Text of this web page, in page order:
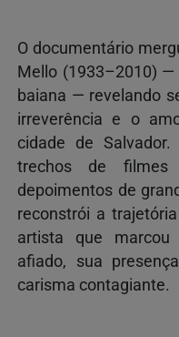
O documentário
Mello (1933–2010) —
baiana — revelando
irreverência e o
cidade de
trechos de filmes
depoimentos de
reconstrói a
artista que
afiado, sua
carisma contagiante.